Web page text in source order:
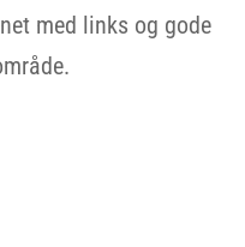
med links og gode